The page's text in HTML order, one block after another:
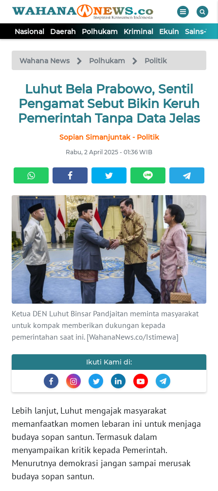
Nasional Daerah Polhukam Kriminal Ekuin Sains-
Wahana News Polhukam Politik
Luhut Bela Prabowo, Sentil
Pengamat Sebut Bikin Keruh
Pemerintah Tanpa Data Jelas
Sopian Simanjuntak - Politik
Rabu, 2 April 2025 - 01:36 WIB
Ketua DEN Luhut Binsar Pandjaitan meminta masyarakat
untuk kompak memberikan dukungan kepada
pemerintahan saat ini. [WahanaNews.co/Istimewa]
Ikuti Kami di:
Lebih lanjut, Luhut mengajak masyarakat
memanfaatkan momen lebaran ini untuk menjaga
budaya sopan santun. Termasuk dalam
menyampaikan kritik kepada Pemerintah.
Menurutnya demokrasi jangan sampai merusak
budaya sopan santun.
TV
Tutup
NASIONAL
DAERAH
KRIMINAL
EKUIN
SAINS-TEKNO
KESEHATAN
INTERNASIONAL
SERBA-SERBI
PENDIDIKAN
EDITORIAL
Informasi
INDEKS
BERITA